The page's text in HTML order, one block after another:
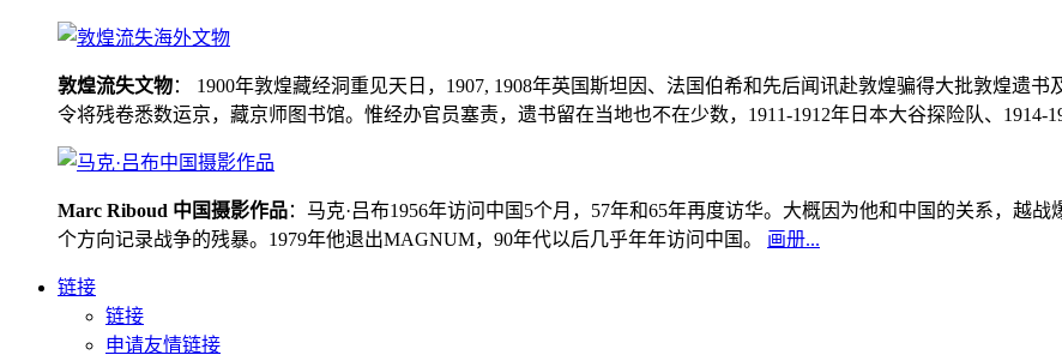
敦煌流失文物： 1900年敦煌藏经洞重见天日，1907, 1908年英国斯坦因、法国伯希和先后闻讯赴敦煌骗得大批敦煌遗
令将残卷悉数运京，藏京师图书馆。惟经办官员塞责，遗书留在当地也不在少数，1911-1912年日本大谷探险队、1914-
Marc Riboud 中国摄影作品：马克·吕布1956年访问中国5个月，57年和65年再度访华。大概因为他和中国的关系，越
个方向记录战争的残暴。1979年他退出MAGNUM，90年代以后几乎年年访问中国。 画册...
链接
链接
申请友情链接